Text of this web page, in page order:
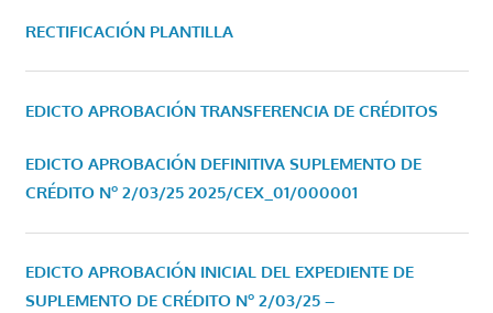
RECTIFICACIÓN PLANTILLA
EDICTO APROBACIÓN TRANSFERENCIA DE CRÉDITOS
EDICTO APROBACIÓN DEFINITIVA SUPLEMENTO DE
CRÉDITO Nº 2/03/25 2025/CEX_01/000001
EDICTO APROBACIÓN INICIAL DEL EXPEDIENTE DE
SUPLEMENTO DE CRÉDITO Nº 2/03/25 –